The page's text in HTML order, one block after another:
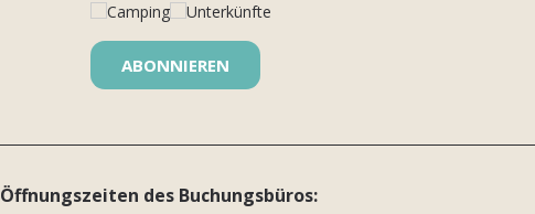
Camping
Unterkünfte
Öffnungszeiten des Buchungsbüros: